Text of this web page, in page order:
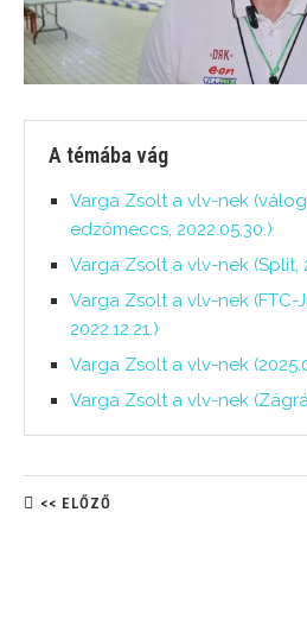
A témába vág
Varga Zsolt a vlv-nek
edzőmeccs, 2022.05.30.)
Varga Zsolt a vlv-nek (Split,
Varga Zsolt a vlv-nek (FTC-
2022.12.21.)
Varga Zsolt a vlv-nek
Varga Zsolt a vlv-nek
<< ELŐZŐ